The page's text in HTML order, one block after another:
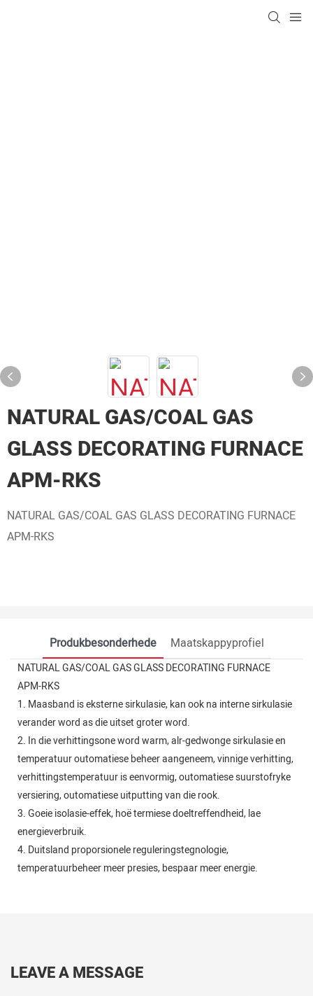
NATURAL GAS/COAL GAS
GLASS DECORATING FURNACE
APM-RKS
NATURAL GAS/COAL GAS GLASS DECORATING FURNACE
APM-RKS
Produkbesonderhede Maatskappyprofiel
NATURAL GAS/COAL GAS GLASS DECORATING FURNACE
APM-RKS
1. Maasband is eksterne sirkulasie, kan ook na interne sirkulasie
verander word as die uitset groter word.
2. In die verhittingsone word warm, alr-gedwonge sirkulasie en
temperatuur outomatiese beheer aangeneem, vinnige verhitting,
verhittingstemperatuur is eenvormig, outomatiese suurstofryke
versiering, outomatiese uitputting van die rook.
3. Goeie isolasie-effek, hoë termiese doeltreffendheid, lae
energieverbruik.
4. Duitsland proporsionele reguleringstegnologie,
temperatuurbeheer meer presies, bespaar meer energie.
LEAVE A MESSAGE